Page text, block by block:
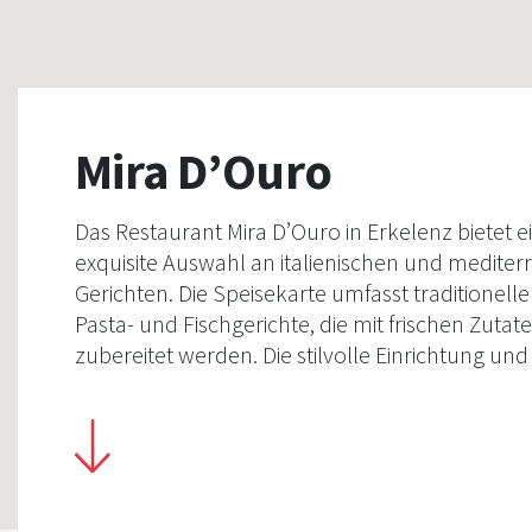
Mira D’Ouro
Das Restaurant Mira D’Ouro in Erkelenz bietet
exquisite Auswahl an italienischen und
Gerichten. Die Speisekarte umfasst traditionelle
Pasta- und Fischgerichte, die mit frischen
zubereitet werden. Die stilvolle Einrichtung
Ambiente für kulinarische Erlebnisse.